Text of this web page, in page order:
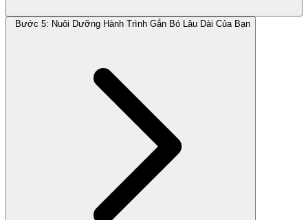
Bước 5: Nuôi Dưỡng Hành Trình Gắn Bó Lâu Dài Của Bạn